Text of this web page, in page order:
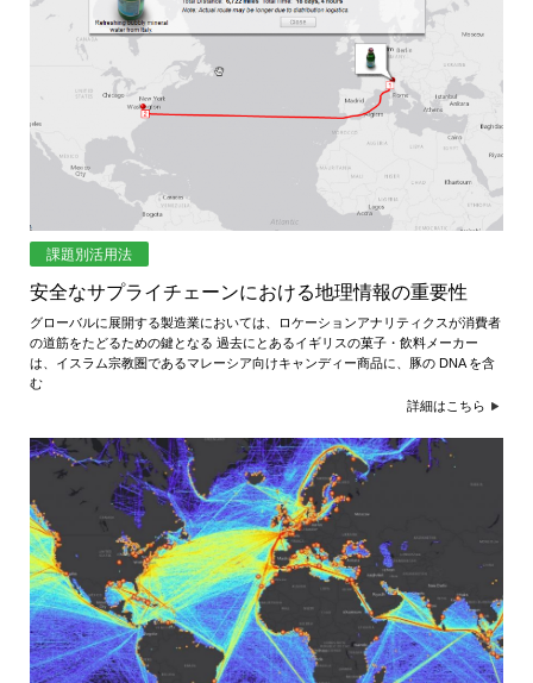
課題別活用法
安全なサプライチェーンにおける地理情報の重要性
グローバルに展開する製造業においては、ロケーションアナリティクスが消費者
の道筋をたどるための鍵となる 過去にとあるイギリスの菓子・飲料メーカー
は、イスラム宗教圏であるマレーシア向けキャンディー商品に、豚の DNA を含
む
詳細はこちら